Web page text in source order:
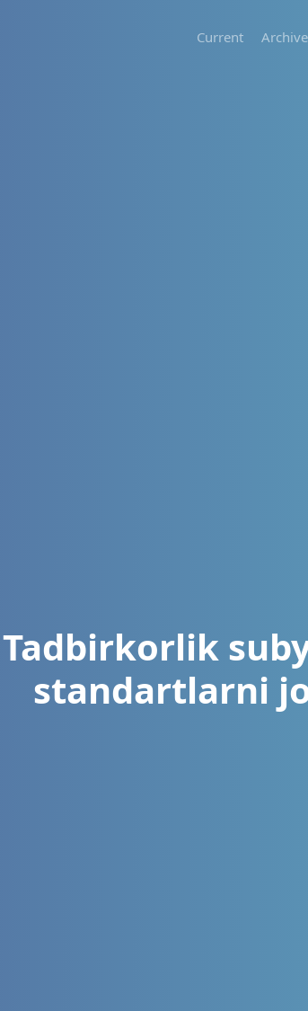
Current
Tadbirkorlik
standartlarni